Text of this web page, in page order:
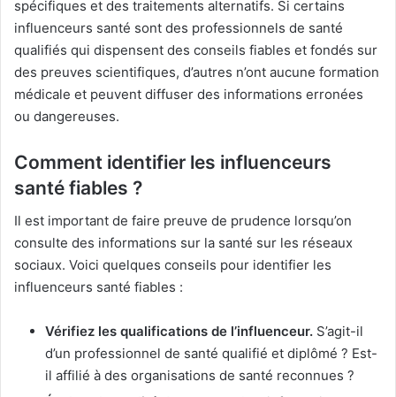
spécifiques et des traitements alternatifs. Si certains
influenceurs santé sont des professionnels de santé
qualifiés qui dispensent des conseils fiables et fondés sur
des preuves scientifiques, d’autres n’ont aucune formation
médicale et peuvent diffuser des informations erronées
ou dangereuses.
Comment identifier les influenceurs
santé fiables ?
Il est important de faire preuve de prudence lorsqu’on
consulte des informations sur la santé sur les réseaux
sociaux. Voici quelques conseils pour identifier les
influenceurs santé fiables :
Vérifiez les qualifications de l’influenceur. S’agit-il
d’un professionnel de santé qualifié et diplômé ? Est-
il affilié à des organisations de santé reconnues ?